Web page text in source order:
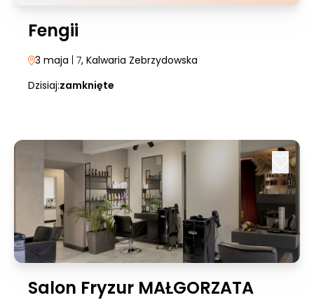
Fengii
3 maja | 7, Kalwaria Zebrzydowska
Dzisiaj:zamknięte
Salon Fryzur MAŁGORZATA